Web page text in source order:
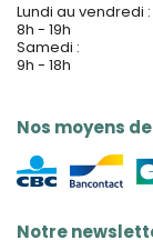
Lundi au vendredi :
8h - 19h
Samedi :
9h - 18h
Nos moyens
Notre